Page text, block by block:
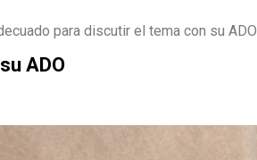
para discutir el tema con su ADO
ADO